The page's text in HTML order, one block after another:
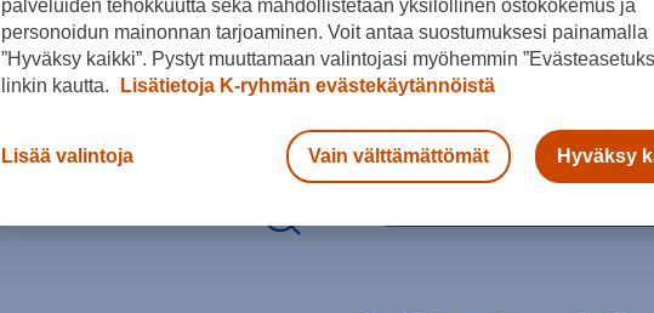
Koko
XS S M L
palveluiden tehokkuutta sekä mahdollistetaan yksilöllinen ostokokemus ja
personoidun mainonnan tarjoaminen. Voit antaa suostumuksesi painamalla
”Hyväksy kaikki”. Pystyt muuttamaan valintojasi myöhemmin
linkin kautta.
Lisätietoja K-ryhmän evästekäytännöistä
Lisää valintoja Vain välttämättömät Hyväksy